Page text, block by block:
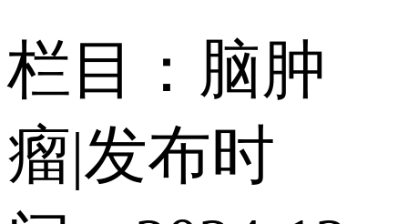
栏目：脑肿
瘤|发布时